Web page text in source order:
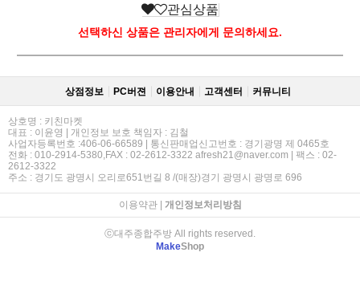
관심상품
선택하신 상품은 관리자에게 문의하세요.
상점정보 PC버젼 이용안내 고객센터 커뮤니티
상호명 : 키친마켓
대표 : 이윤영 | 개인정보 보호 책임자 : 김철
사업자등록번호 :406-06-66589 | 통신판매업신고번호 : 경기광명 제 0465호
전화 : 010-2914-5380,FAX : 02-2612-3322 afresh21@naver.com | 팩스 : 02-
2612-3322
주소 : 경기도 광명시 오리로651번길 8 /(매장)경기 광명시 광명로 696
이용약관| 개인정보처리방침
ⓒ대주종합주방 All rights reserved.
MakeShop